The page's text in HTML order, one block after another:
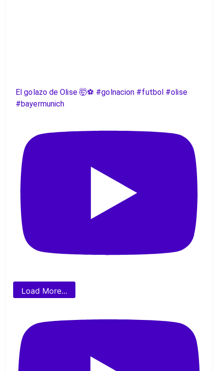
El golazo de Olise 🤯⚽️ #golnacion #futbol #olise
#bayermunich
Load More...